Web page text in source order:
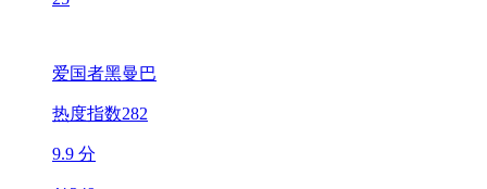
爱国者黑曼巴
热度指数282
9.9 分